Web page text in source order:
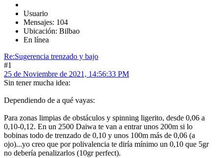
Usuario
Mensajes: 104
Ubicación: Bilbao
En línea
Re:Sugerencia trenzado y bajo
#1
25 de Noviembre de 2021, 14:56:33 PM
Sin tener mucha idea:
Dependiendo de a qué vayas:
Para zonas limpias de obstáculos y spinning ligerito, desde 0,06 a
0,10-0,12. En un 2500 Daiwa te van a entrar unos 200m si lo
bobinas todo de trenzado de 0,10 y unos 100m más de 0,06 (a
ojo)...yo creo que por polivalencia te diría mínimo un 0,10 que 5gr
no debería penalizarlos (10gr perfect).